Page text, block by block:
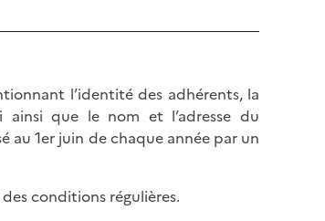
l’identité des adhérents, la
que le nom et l’adresse du
1er juin de chaque année par un
conditions régulières.